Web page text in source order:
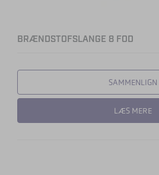
BRÆNDSTOFSLANGE 8 FOD
SAMMENLIGN
LÆS MERE